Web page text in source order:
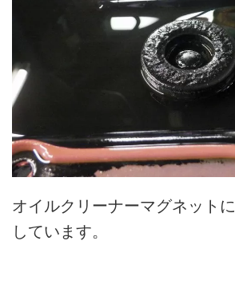
オイルクリーナーマグネット
しています。